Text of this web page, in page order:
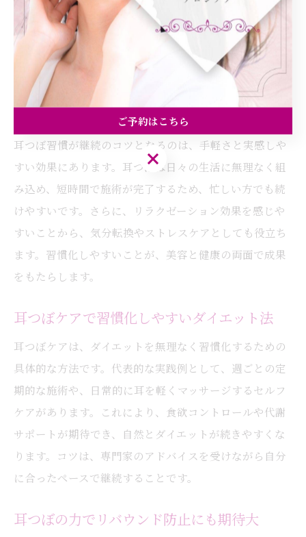
がしやすくなるためです。実際、産後の体型戻しや忙し
い方にも好評で、負担なく続けられる点が支持されてい
ます。耳つぼを活用することで、ストレスフリーなダイ
エット習慣を実感できます。
耳つぼ習慣が継続のコツになる理由とは
耳つぼ習慣が継続のコツとなるのは、手軽さと実感しや
すい効果にあります。耳つぼは日々の生活に無理なく組
み込め、短時間で施術が完了するため、忙しい方でも続
けやすいです。さらに、リラクゼーション効果を感じや
すいことから、気分転換やストレスケアとしても役立ち
ます。習慣化しやすいことが、美容と健康の両面で成果
をもたらします。
耳つぼケアで習慣化しやすいダイエット法
耳つぼケアは、ダイエットを無理なく習慣化するための
具体的な方法です。代表的な実践例として、週ごとの定
期的な施術や、日常的に耳を軽くマッサージするセルフ
ケアがあります。これにより、食欲コントロールや代謝
サポートが期待でき、自然とダイエットが続きやすくな
ります。コツは、専門家のアドバイスを受けながら自分
に合ったペースで継続することです。
耳つぼの力でリバウンド防止にも期待大
ご予約はこちら
ご予約はこちら